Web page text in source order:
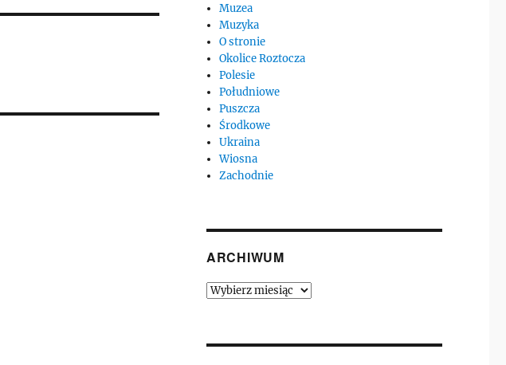
Muzea
Muzyka
O stronie
Okolice Roztocza
Polesie
Południowe
Puszcza
Środkowe
Ukraina
Wiosna
Zachodnie
ARCHIWUM
Archiwum